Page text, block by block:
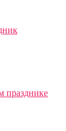
празднике